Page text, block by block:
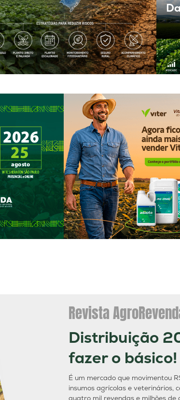
Revista
Distribuição
fazer o
É um mercado que movimentou
insumos agrícolas e veterinários,
quatro mil revendas e milhões